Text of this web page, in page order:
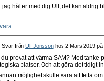
jag håller med dig Ulf, det kan aldrig
Svar från Ulf Jonssonhos 2 Mars 2019 på
du provat att värma SAM? Med tanke
platser. Och att göra det tidigt
möjlighet skulle vara att fetta